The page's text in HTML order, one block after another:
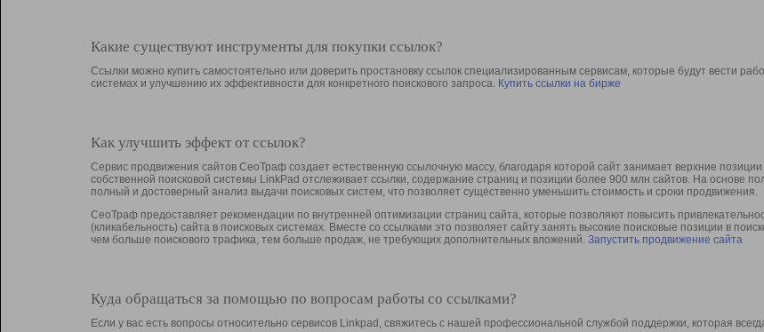
Какие существуют инструменты для покупки ссылок?
Ссылки можно купить самостоятельно или доверить простановку ссылок специализированным сервисам, которые будут вести
системах и улучшению их эффективности для конкретного поискового запроса. Купить ссылки на бирже
Как улучшить эффект от ссылок?
Сервис продвижения сайтов СеоТраф создает естественную ссылочную массу, благодаря которой сайт занимает верхние
собственной поисковой системы LinkPad отслеживает ссылки, содержание страниц и позиции более 900 млн сайтов. На основе
полный и достоверный анализ выдачи поисковых систем, что позволяет существенно уменьшить стоимость и сроки продвижения.
СеоТраф предоставляет рекомендации по внутренней оптимизации страниц сайта, которые позволяют повысить
(кликабельность) сайта в поисковых системах. Вместе со ссылками это позволяет сайту занять высокие поисковые позиции в
чем больше поискового трафика, тем больше продаж, не требующих дополнительных вложений. Запустить продвижение сайта
Куда обращаться за помощью по вопросам работы со ссылками?
Если у вас есть вопросы относительно сервисов Linkpad, свяжитесь с нашей профессиональной службой поддержки, которая